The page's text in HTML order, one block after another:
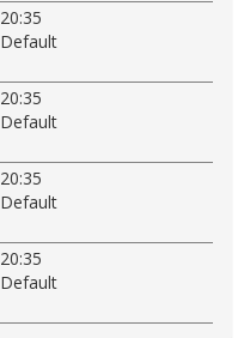
20:35
Default
20:35
Default
20:35
Default
20:35
Default